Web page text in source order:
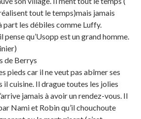
tout le temps)mais jamais
part les débiles comme Luffy.
qu’Usopp est un grand homme.
de Berrys
pieds car il ne veut pas abîmer ses
il cuisine. Il drague toutes les jolies
jamais à avoir un rendez-vous. Il
Nami et Robin qu’il chouchoute